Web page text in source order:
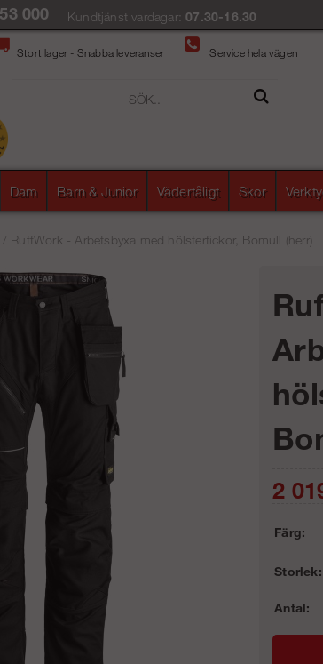
000 Kundtjänst vardagar:07.30-16.30
Stort lager - Snabba leveranser Service hela vägen
Dam Barn & Junior Vädertåligt Skor
RuffWork - Arbetsbyxa med hölsterfickor, Bomull (herr)
2
Färg:
Storlek:
Antal: